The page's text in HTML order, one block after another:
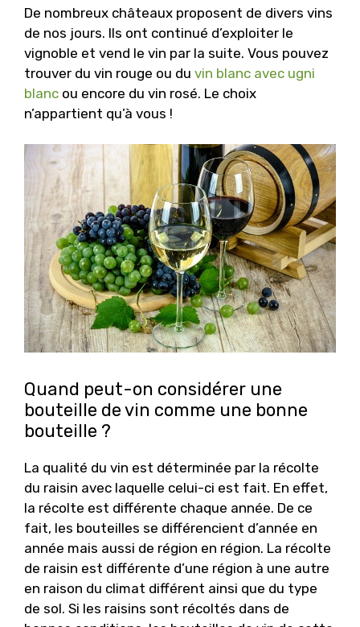
De nombreux châteaux proposent de divers vins
de nos jours. Ils ont continué d’exploiter le
vignoble et vend le vin par la suite. Vous pouvez
trouver du vin rouge ou du vin blanc avec ugni
blanc ou encore du vin rosé. Le choix
n’appartient qu’à vous !
Quand peut-on considérer une
bouteille de vin comme une bonne
bouteille ?
La qualité du vin est déterminée par la récolte
du raisin avec laquelle celui-ci est fait. En effet,
la récolte est différente chaque année. De ce
fait, les bouteilles se différencient d’année en
année mais aussi de région en région. La récolte
de raisin est différente d’une région à une autre
en raison du climat différent ainsi que du type
de sol. Si les raisins sont récoltés dans de